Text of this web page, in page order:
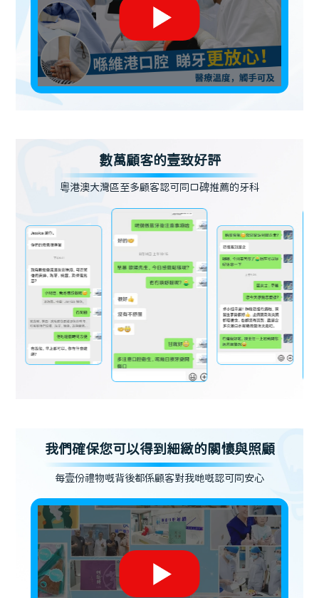
數萬顧客的壹致好評
粵港澳大灣區至多顧客認可同口碑推薦的牙科
我們確保您可以得到細緻的關懷與照顧
每壹份禮物嘅背後都係顧客對我哋嘅認可同安心